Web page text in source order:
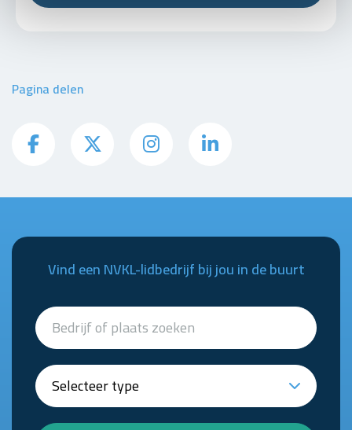
Pagina delen
Vind een NVKL-lidbedrijf bij jou in de buurt